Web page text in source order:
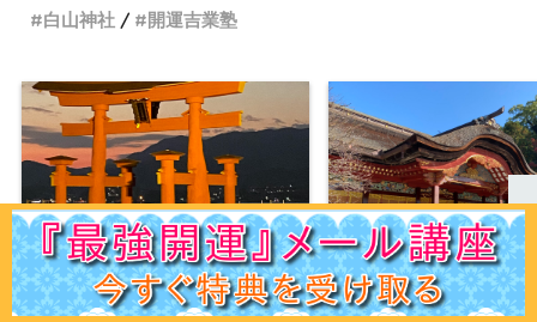
白山神社
開運吉業塾
【厳島神社（いつくしまじんじ
ゃ）】《おすすめ開運パワースポッ
【太宰府天満宮（だざい
ぐう）】《おすすめ開運
ホーム 初見の方へﾌﾟﾛﾌｨｰﾙ 鑑定ﾒﾆｭｰ運命学講座易占講座お客様声体験談 記事一覧お問合せ Q＆A 出版書